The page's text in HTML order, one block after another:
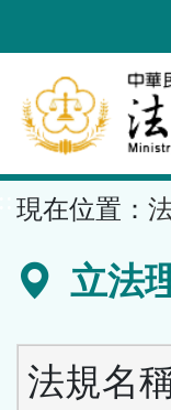
到
要
內
容
區
現在位置：
立法
法規名